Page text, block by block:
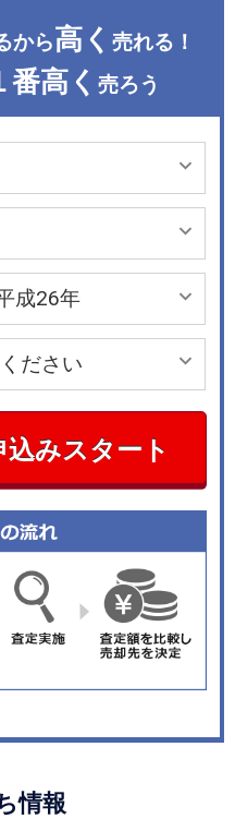
から高く 売れる！
番高く 売ろう
みスタート
情報